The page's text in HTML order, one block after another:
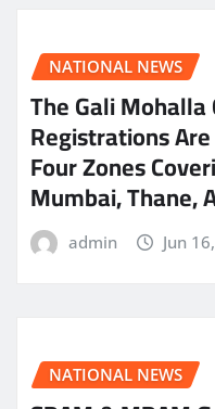
NATIONAL NEWS
The Gali Mohalla
Registrations
Four Zones
Mumbai, Thane,
admin Jun
NATIONAL NEWS